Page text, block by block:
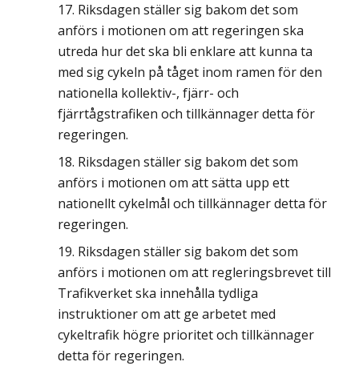
Riksdagen ställer sig bakom det som
anförs i motionen om att regeringen ska
utreda hur det ska bli enklare att kunna ta
med sig cykeln på tåget inom ramen för den
nationella kollektiv-, fjärr- och
fjärrtågstrafiken och tillkännager detta för
regeringen.
Riksdagen ställer sig bakom det som
anförs i motionen om att sätta upp ett
nationellt cykelmål och tillkännager detta för
regeringen.
Riksdagen ställer sig bakom det som
anförs i motionen om att regleringsbrevet till
Trafikverket ska innehålla tydliga
instruktioner om att ge arbetet med
cykeltrafik högre prioritet och tillkännager
detta för regeringen.